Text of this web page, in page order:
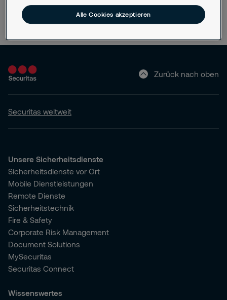
Zurück nach oben
Securitas weltweit
Unsere Sicherheitsdienste
Sicherheitsdienste vor Ort
Mobile Dienstleistungen
Remote Dienste
Sicherheitstechnik
Fire & Safety
Corporate Risk Management
Document Solutions
MySecuritas
Securitas Connect
Wissenswertes
Alle Cookies akzeptieren